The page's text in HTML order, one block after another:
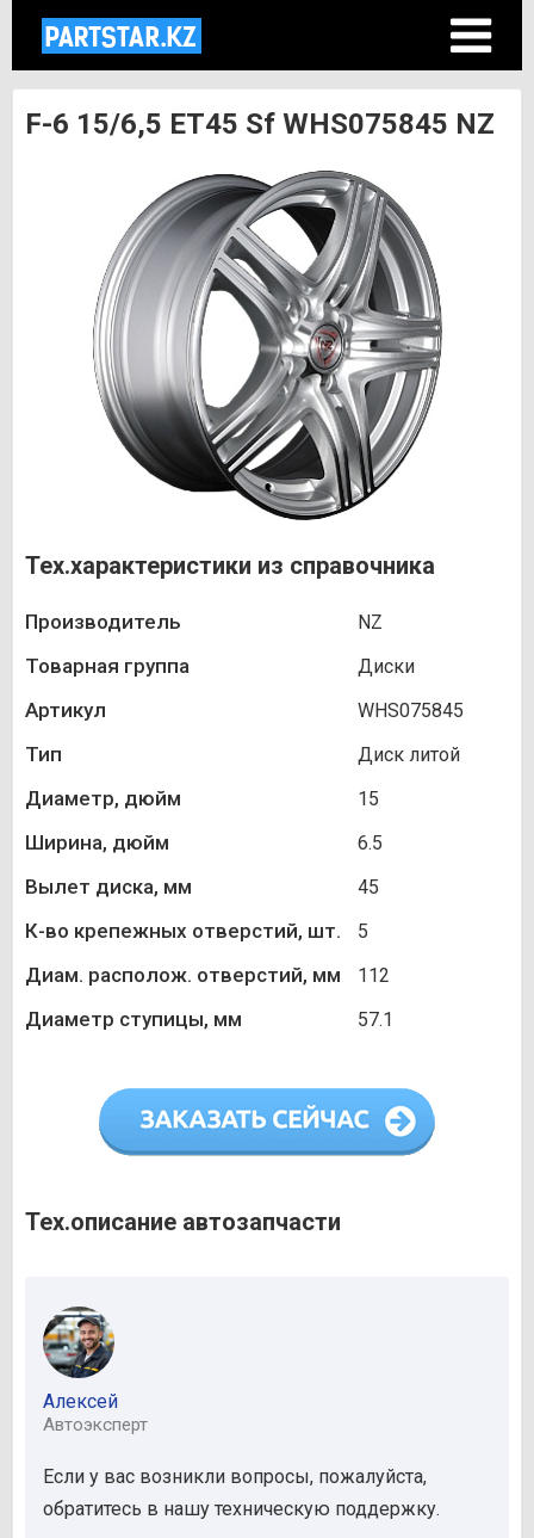
F-6 15/6,5 ET45 Sf WHS075845 NZ
Тех.характеристики из справочника
Производитель NZ
Товарная группа Диски
Артикул WHS075845
Тип Диск литой
Диаметр, дюйм 15
Ширина, дюйм 6.5
Вылет диска, мм 45
К-во крепежных отверстий, шт. 5
Диам. располож. отверстий, мм 112
Диаметр ступицы, мм 57.1
Тех.описание автозапчасти
Алексей
Автоэксперт
Если у вас возникли вопросы, пожалуйста,
обратитесь в нашу техническую поддержку.